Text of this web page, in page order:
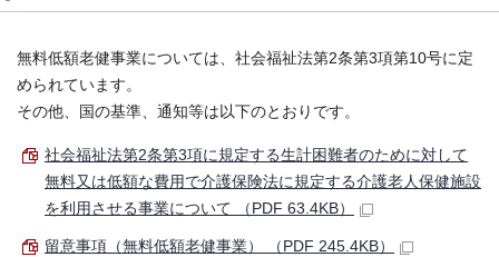
無料低額老健事業については、社会福祉法第2条第3項第10号に定
められています。
その他、国の基準、通知等は以下のとおりです。
社会福祉法第2条第3項に規定する生計困難者のために対して
無料又は低額な費用で介護保険法に規定する介護老人保健施設
を利用させる事業について （PDF 63.4KB）
留意事項（無料低額老健事業） （PDF 245.4KB）